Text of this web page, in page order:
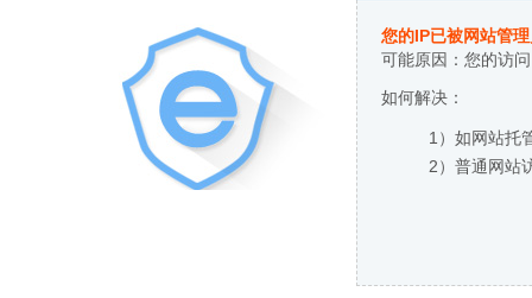
您的IP已被网站管
可能原因：您的访
如何解决：
1）如网站托
2）普通网站